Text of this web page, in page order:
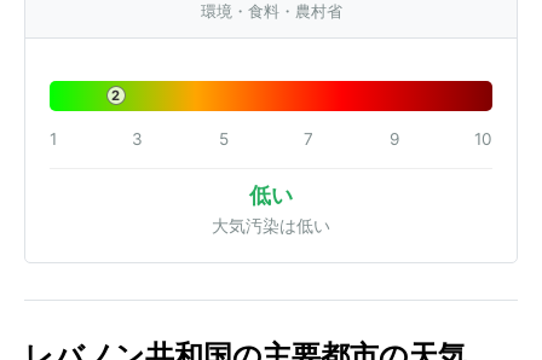
環境・食料・農村省
2
1 3 5 7 9 10
低い
大気汚染は低い